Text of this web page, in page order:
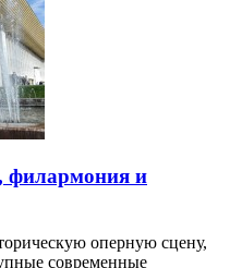
филармония и
оперную сцену,
современные